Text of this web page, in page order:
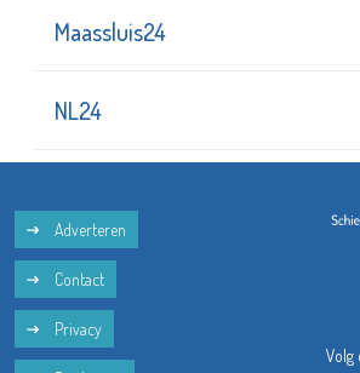
Adverteren
Contact
Privacy